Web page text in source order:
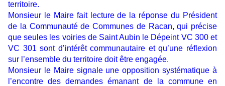
territoire.
Monsieur le Maire fait lecture de la réponse du Président
de la Communauté de Communes de Racan, qui précise
que seules les voiries de Saint Aubin le Dépeint VC 300 et
VC 301 sont d’intérêt communautaire et qu’une réflexion
sur l’ensemble du territoire doit être engagée.
Monsieur le Maire signale une opposition systématique à
l’encontre des demandes émanant de la commune en